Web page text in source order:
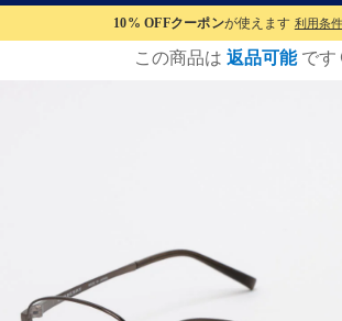
10% OFFクーポンが使えます 利用条
この商品は 返品可能 です